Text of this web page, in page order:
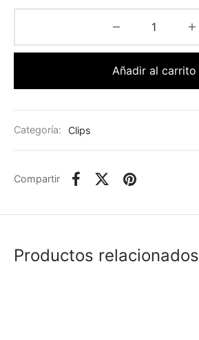
Añadir al carrito
Categoría: Clips
Compartir
Productos relacionados